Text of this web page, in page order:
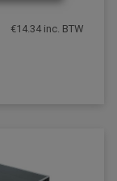
€14.34inc. BTW